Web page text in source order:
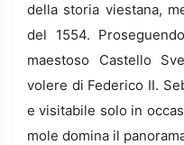
della storia viestana,
del 1554.
maestoso Castello
volere di Federico II.
e visitabile solo in
mole domina il